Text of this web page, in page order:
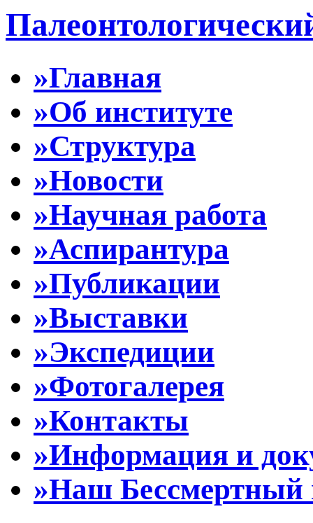
»Главная
»Об институте
»Структура
»Новости
»Научная работа
»Аспирантура
»Публикации
»Выставки
»Экспедиции
»Фотогалерея
»Контакты
»Информация и
»Наш Бессмертный